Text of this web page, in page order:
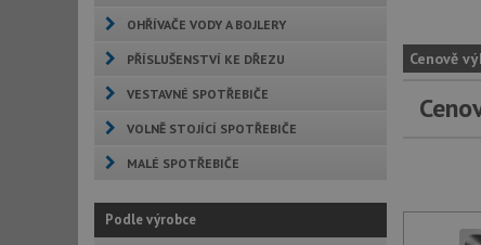
OHŘÍVAČE VODY A BOJLERY
PŘÍSLUŠENSTVÍ KE DŘEZU
VESTAVNÉ SPOTŘEBIČE
VOLNĚ STOJÍCÍ SPOTŘEBIČE
MALÉ SPOTŘEBIČE
Podle výrobce
Cenově